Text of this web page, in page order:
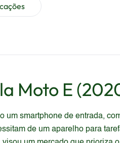
Moto E
um smartphone de entrada,
de um aparelho para